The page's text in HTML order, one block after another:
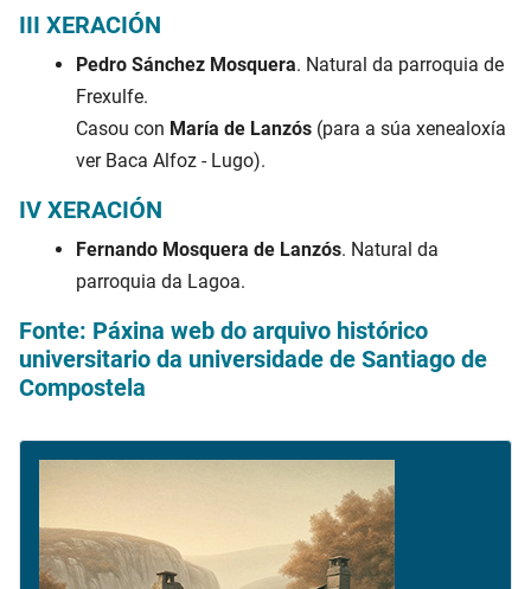
III XERACIÓN
Pedro Sánchez Mosquera. Natural da parroquia de
Frexulfe.
Casou con María de Lanzós (para a súa xenealoxía
ver Baca Alfoz - Lugo).
IV XERACIÓN
Fernando Mosquera de Lanzós. Natural da
parroquia da Lagoa.
Fonte: Páxina web do arquivo histórico
universitario da universidade de Santiago de
Compostela